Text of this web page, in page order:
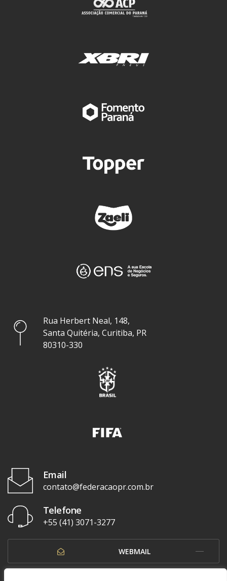
Rua Herbert Neal, 148,
Santa Quitéria, Curitiba, PR
80310-330
Email
contato@federacaopr.com.br
Telefone
+55 (41) 3071-3277
WEBMAIL